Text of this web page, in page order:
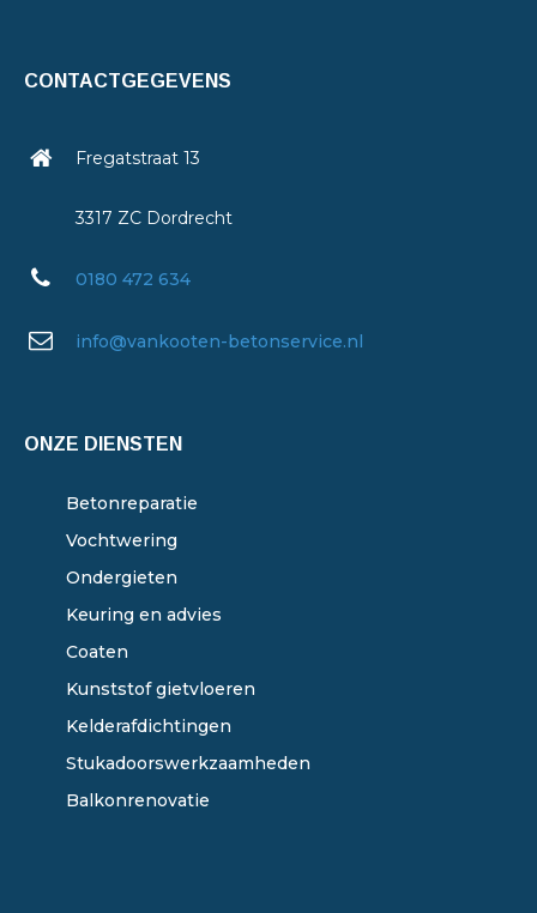
CONTACTGEGEVENS
Fregatstraat 13
3317 ZC Dordrecht
0180 472 634
info@vankooten-betonservice.nl
ONZE DIENSTEN
Betonreparatie
Vochtwering
Ondergieten
Keuring en advies
Coaten
Kunststof gietvloeren
Kelderafdichtingen
Stukadoorswerkzaamheden
Balkonrenovatie